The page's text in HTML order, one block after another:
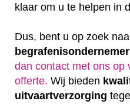
klaar om u te helpen in
Dus, bent u op zoek
begrafenisondernemer
dan contact met ons op
offerte‎. Wij bieden
uitvaartverzorging